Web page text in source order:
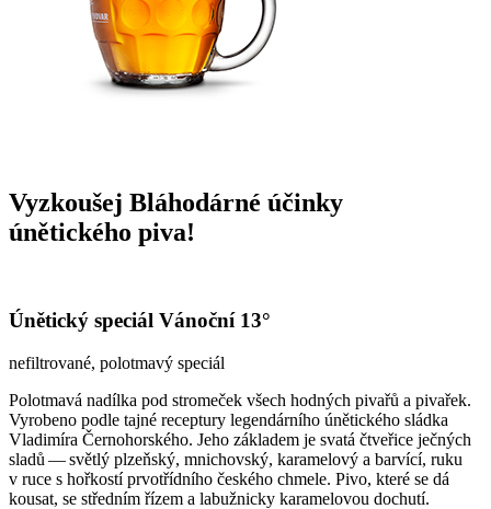
Vyzkoušej Bláhodárné účinky
únětického piva!
Únětický speciál Vánoční 13°
nefiltrované, polotmavý speciál
Polotmavá nadílka pod stromeček všech hodných pivařů a pivařek.
Vyrobeno podle tajné receptury legendárního únětického sládka
Vladimíra Černohorského. Jeho základem je svatá čtveřice ječných
sladů — světlý plzeňský, mnichovský, karamelový a barvící, ruku
v ruce s hořkostí prvotřídního českého chmele. Pivo, které se dá
kousat, se středním řízem a labužnicky karamelovou dochutí.